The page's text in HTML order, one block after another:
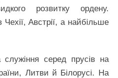
розвитку ордену.
Австрії, а найбільше
серед прусів на
Литви й Білорусі. На